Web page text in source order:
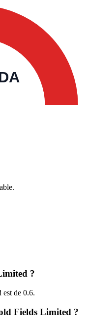
?
de 0.6.
Fields Limited ?